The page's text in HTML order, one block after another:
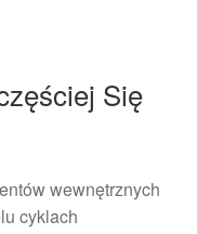
Się
wewnętrznych
cyklach